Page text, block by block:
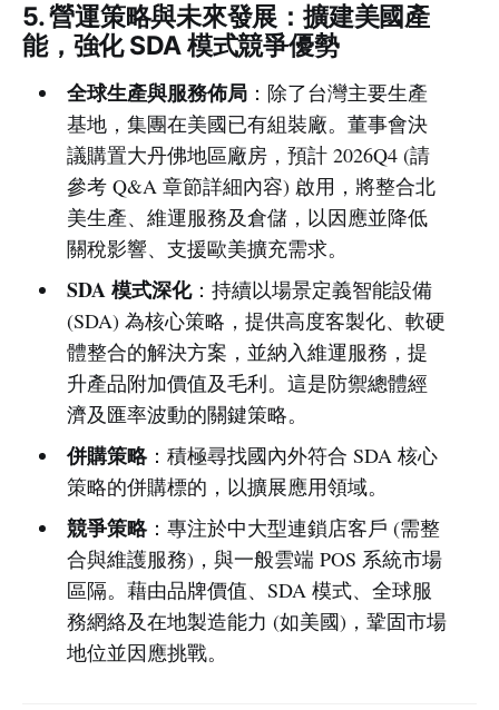
5. 營運策略與未來發展：擴建美國產
能，強化 SDA 模式競爭優勢
全球生產與服務佈局：除了台灣主要生產
基地，集團在美國已有組裝廠。董事會決
議購置大丹佛地區廠房，預計 2026Q4 (請
參考 Q&A 章節詳細內容) 啟用，將整合北
美生產、維運服務及倉儲，以因應並降低
關稅影響、支援歐美擴充需求。
SDA 模式深化：持續以場景定義智能設備
(SDA) 為核心策略，提供高度客製化、軟硬
體整合的解決方案，並納入維運服務，提
升產品附加價值及毛利。這是防禦總體經
濟及匯率波動的關鍵策略。
併購策略：積極尋找國內外符合 SDA 核心
策略的併購標的，以擴展應用領域。
競爭策略：專注於中大型連鎖店客戶 (需整
合與維護服務)，與一般雲端 POS 系統市場
區隔。藉由品牌價值、SDA 模式、全球服
務網絡及在地製造能力 (如美國)，鞏固市場
地位並因應挑戰。